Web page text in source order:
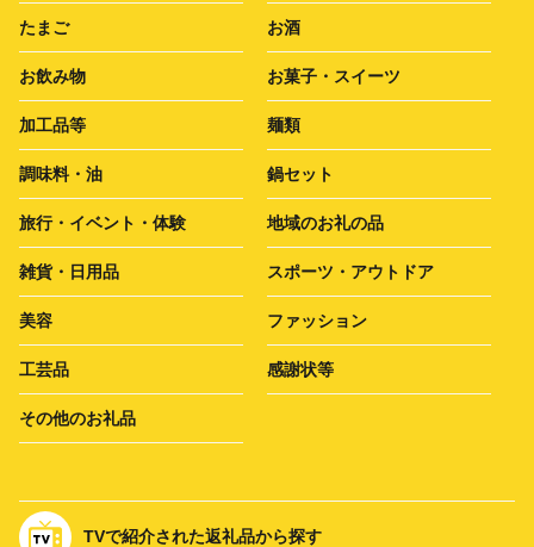
たまご お酒
お飲み物 お菓子・スイーツ
加工品等 麺類
調味料・油 鍋セット
旅行・イベント・体験 地域のお礼の品
雑貨・日用品 スポーツ・アウトドア
美容 ファッション
工芸品 感謝状等
その他のお礼品
TVで紹介された返礼品から探す